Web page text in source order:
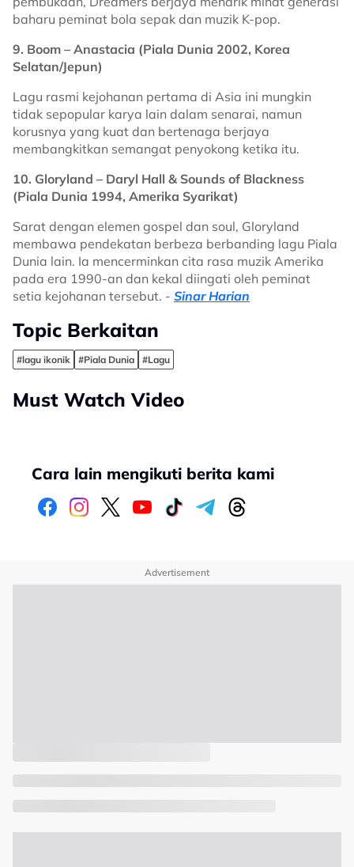
baharu peminat bola sepak dan muzik K-pop.
9. Boom – Anastacia (Piala Dunia 2002, Korea
Selatan/Jepun)
Lagu rasmi kejohanan pertama di Asia ini mungkin
tidak sepopular karya lain dalam senarai, namun
korusnya yang kuat dan bertenaga berjaya
membangkitkan semangat penyokong ketika itu.
10. Gloryland – Daryl Hall & Sounds of Blackness
(Piala Dunia 1994, Amerika Syarikat)
Sarat dengan elemen gospel dan soul, Gloryland
membawa pendekatan berbeza berbanding lagu Piala
Dunia lain. Ia mencerminkan cita rasa muzik Amerika
pada era 1990-an dan kekal diingati oleh peminat
setia kejohanan tersebut. - Sinar Harian
Topic Berkaitan
#lagu ikonik #Piala Dunia #Lagu
Must Watch Video
Cara lain mengikuti berita kami
Advertisement